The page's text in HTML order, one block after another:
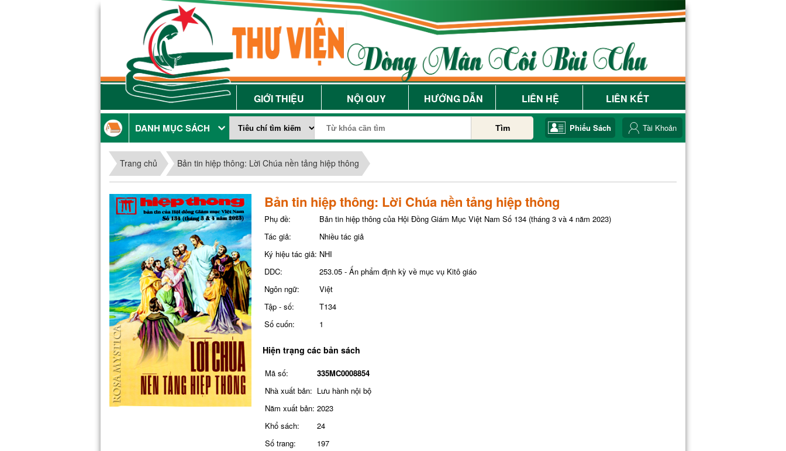
GIỚI THIỆU NỘI QUY HƯỚNG DẪN LIÊN HỆ LIÊN KẾT
DANH MỤC SÁCH Tìm Phiếu Sách Tài Khoản
Trang chủ Bản tin hiệp thông: Lời Chúa nền tảng hiệp thông
Bản tin hiệp thông: Lời Chúa nền tảng hiệp thông
Phụ đề:
Bản tin hiệp thông của Hội Đồng Giám Mục Việt Nam Số 134 (tháng 3 và 4 năm 2023)
Tác giả:
Nhiều tác giả
Ký hiệu tác giả: NHI
DDC:
253.05 - Ấn phẩm định kỳ về mục vụ Kitô giáo
Ngôn ngữ:
Việt
Tập - số:
T134
Số cuốn:
1
Hiện trạng các bản sách
Mã số:
335MC0008854
Nhà xuất bản: Lưu hành nội bộ
Năm xuất bản: 2023
Khổ sách:
24
Số trang:
197